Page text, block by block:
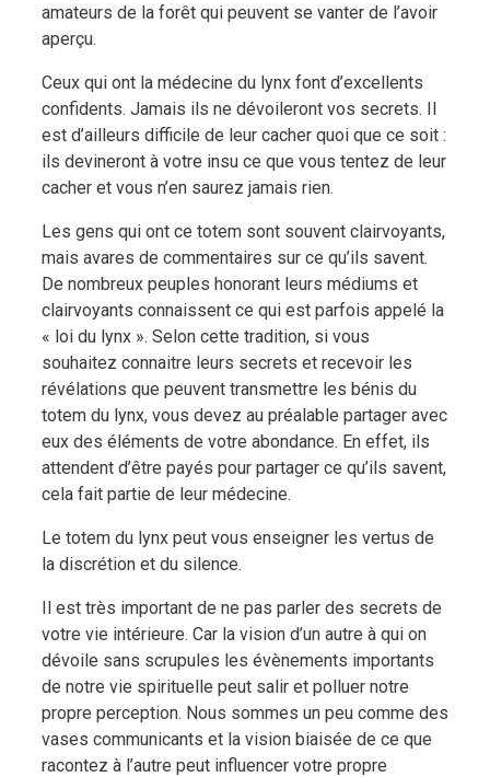
amateurs de la forêt qui peuvent se vanter de l’avoir
aperçu.
Ceux qui ont la médecine du lynx font d’excellents
confidents. Jamais ils ne dévoileront vos secrets. Il
est d’ailleurs difficile de leur cacher quoi que ce soit :
ils devineront à votre insu ce que vous tentez de leur
cacher et vous n’en saurez jamais rien.
Les gens qui ont ce totem sont souvent clairvoyants,
mais avares de commentaires sur ce qu’ils savent.
De nombreux peuples honorant leurs médiums et
clairvoyants connaissent ce qui est parfois appelé la
« loi du lynx ». Selon cette tradition, si vous
souhaitez connaitre leurs secrets et recevoir les
révélations que peuvent transmettre les bénis du
totem du lynx, vous devez au préalable partager avec
eux des éléments de votre abondance. En effet, ils
attendent d’être payés pour partager ce qu’ils savent,
cela fait partie de leur médecine.
Le totem du lynx peut vous enseigner les vertus de
la discrétion et du silence.
Il est très important de ne pas parler des secrets de
votre vie intérieure. Car la vision d’un autre à qui on
dévoile sans scrupules les évènements importants
de notre vie spirituelle peut salir et polluer notre
propre perception. Nous sommes un peu comme des
vases communicants et la vision biaisée de ce que
racontez à l’autre peut influencer votre propre